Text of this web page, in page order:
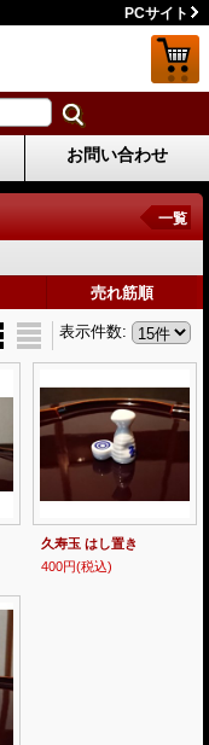
PCサイト
お問い合わせ
一覧
売れ筋順
表示件数:
久寿玉 はし置き
400円(税込)